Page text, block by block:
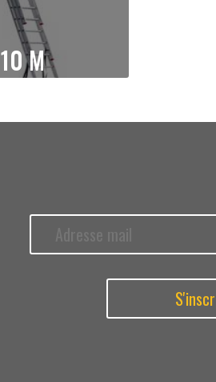
10 M